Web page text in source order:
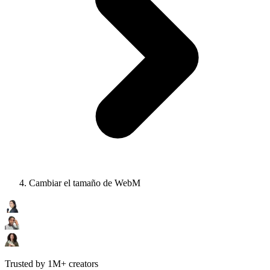
Cambiar el tamaño de WebM
Trusted by 1M+ creators